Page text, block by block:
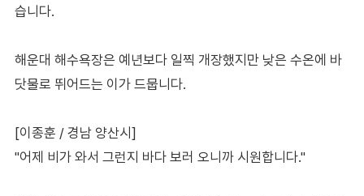
습니다.
해운대 해수욕장은 예년보다 일찍 개장했지만 낮은 수온에 바
닷물로 뛰어드는 이가 드뭅니다.
[이종훈 / 경남 양산시]
"어제 비가 와서 그런지 바다 보러 오니까 시원합니다."